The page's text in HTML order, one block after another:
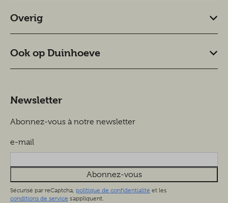
Overig
Ook op Duinhoeve
Newsletter
Abonnez-vous à notre newsletter
e-mail
Abonnez-vous
Sécurisé par reCaptcha, politique de confidentialité et les
conditions de service s'appliquent.